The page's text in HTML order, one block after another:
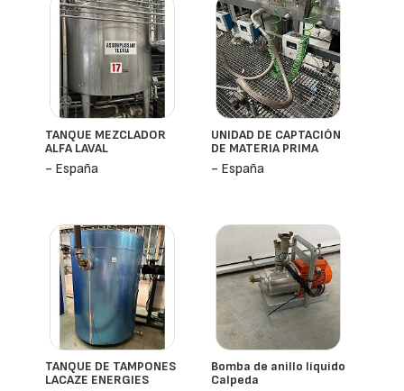
TANQUE MEZCLADOR
ALFA LAVAL
- España
UNIDAD DE CAPTACIÓN
DE MATERIA PRIMA
- España
TANQUE DE TAMPONES
LACAZE ENERGIES
Bomba de anillo líquido
Calpeda